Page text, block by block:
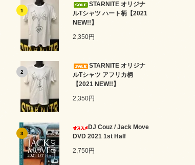
1
STARNITE オリジナ
ルTシャツ ハート柄【2021
NEW!!】
2,350円
2
STARNITE オリジナ
ルTシャツ アフリカ柄
【2021 NEW!!】
2,350円
3
DJ Couz / Jack Move
DVD 2021 1st Half
2,750円